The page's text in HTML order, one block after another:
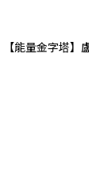
【能量金字塔